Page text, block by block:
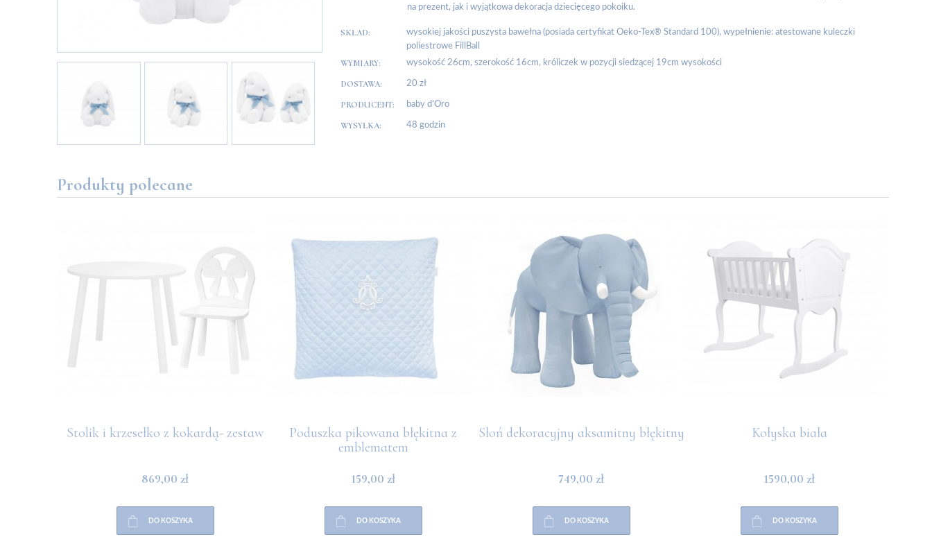
na prezent, jak i wyjątkowa dekoracja dziecięcego pokoiku.
SKŁAD:
wysokiej jakości puszysta bawełna (posiada certyfikat Oeko-Tex® Standard 100), wypełnienie: atestowane kuleczki
poliestrowe FillBall
WYMIARY: wysokość 26cm, szerokość 16cm, króliczek w pozycji siedzącej 19cm wysokości
DOSTAWA: 20 zł
PRODUCENT: baby d’Oro
WYSYŁKA: 48 godzin
Produkty polecane
Stolik i krzesełko z kokardą- zestaw
869,00 zł
DO KOSZYKA
Poduszka pikowana błękitna z
emblematem
159,00 zł
DO KOSZYKA
Słoń dekoracyjny aksamitny błękitny
749,00 zł
DO KOSZYKA
Kołyska biała
1590,00 zł
DO KOSZYKA